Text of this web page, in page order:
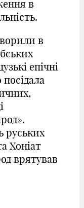
в
в
епічні
руських
Хоніат
врятував